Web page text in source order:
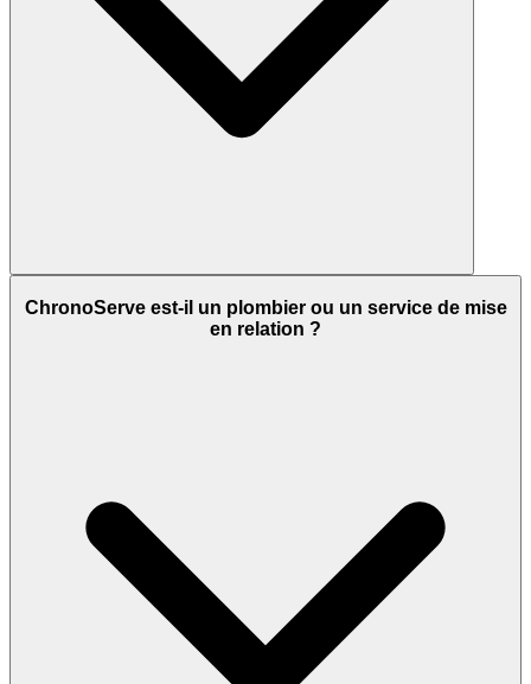
ChronoServe est-il un plombier ou un service de mise
en relation ?